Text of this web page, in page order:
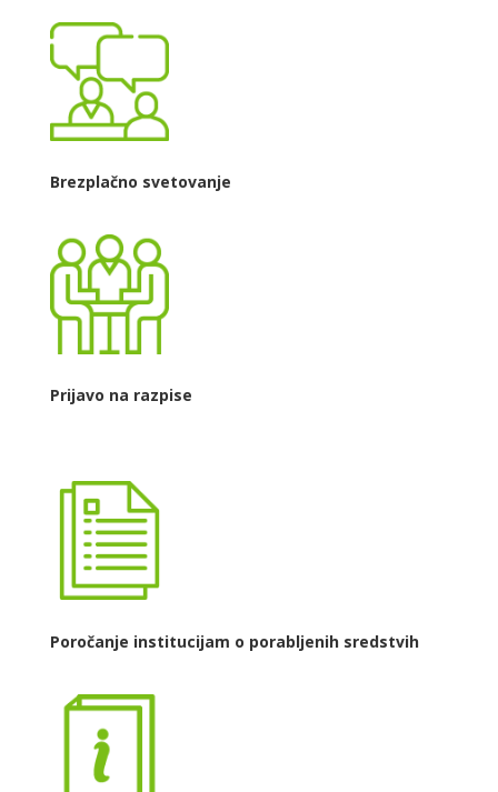
Brezplačno svetovanje
Prijavo na razpise
Poročanje institucijam o porabljenih sredstvih